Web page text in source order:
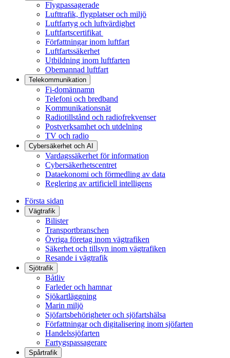
Flygpassagerade
Lufttrafik, flygplatser och miljö
Luftfartyg och luftvärdighet
Luftfartscertifikat
Författningar inom luftfart
Luftfartssäkerhet
Utbildning inom luftfarten
Obemannad luftfart
Telekommunikation
Fi-domännamn
Telefoni och bredband
Kommunikationsnät
Radiotillstånd och radiofrekvenser
Postverksamhet och utdelning
TV och radio
Cybersäkerhet och AI
Vardagssäkerhet för information
Cybersäkerhetscentret
Dataekonomi och förmedling av data
Reglering av artificiell intelligens
Första sidan
Vägtrafik
Bilister
Transportbranschen
Övriga företag inom vägtrafiken
Säkerhet och tillsyn inom vägtrafiken
Resande i vägtrafik
Sjötrafik
Båtliv
Farleder och hamnar
Sjökartläggning
Marin miljö
Sjöfartsbehörigheter och sjöfartshälsa
Författningar och digitalisering inom sjöfarten
Handelssjöfarten
Fartygspassagerare
Spårtrafik